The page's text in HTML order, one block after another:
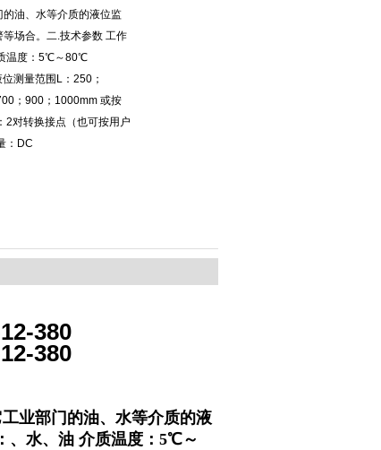
油、水等介质的液位监
场合。二.技术参数 工作
温度：5℃～80℃
测量范围L：250；
；900；1000mm 或按
2对转换接点（也可按用户
：DC
380
380
业部门的油、水等介质的液
、水、油 介质温度：5℃～